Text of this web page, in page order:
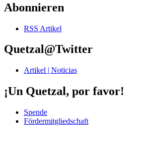
Abonnieren
RSS Artikel
Quetzal@Twitter
Artikel | Noticias
¡Un Quetzal, por favor!
Spende
Fördermitgliedschaft